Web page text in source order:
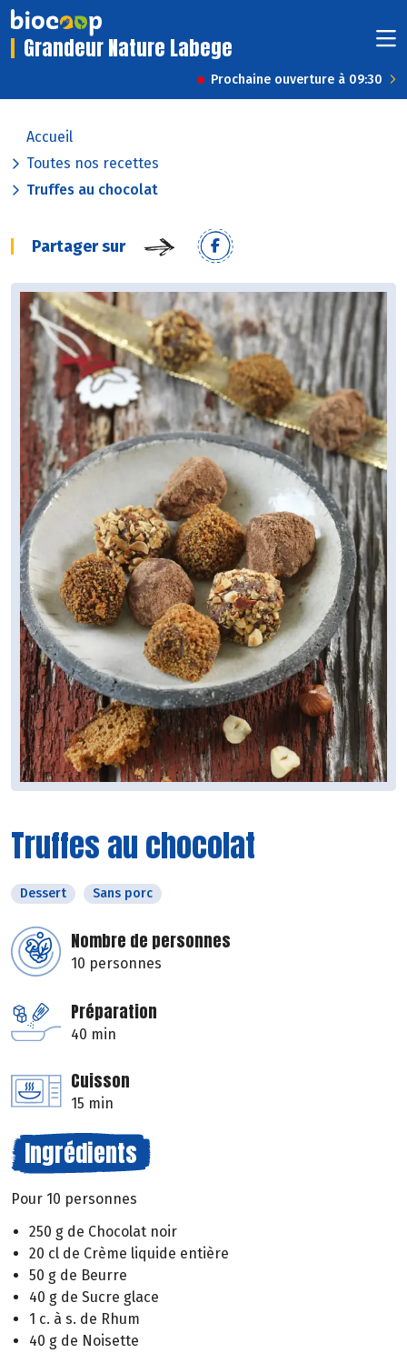
Grandeur Nature Labege
Prochaine ouverture à 09:30
Accueil
Toutes nos recettes
Truffes au chocolat
Partager sur
Truffes au chocolat
Dessert Sans porc
Nombre de personnes
10 personnes
Préparation
40 min
Cuisson
15 min
Ingrédients
Pour 10 personnes
250 g de Chocolat noir
20 cl de Crème liquide entière
50 g de Beurre
40 g de Sucre glace
1 c. à s. de Rhum
40 g de Noisette